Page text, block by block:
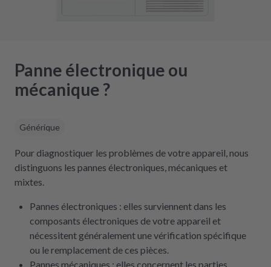
Panne électronique ou
mécanique ?
Générique
Pour diagnostiquer les problèmes de votre appareil, nous
distinguons les pannes électroniques, mécaniques et
mixtes.
Pannes électroniques : elles surviennent dans les
composants électroniques de votre appareil et
nécessitent généralement une vérification spécifique
ou le remplacement de ces pièces.
Pannes mécaniques : elles concernent les parties